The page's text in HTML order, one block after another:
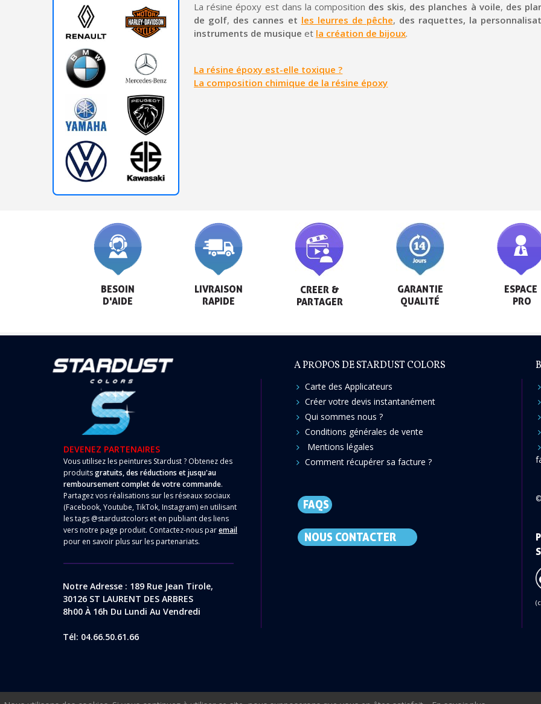
Inscription à la
10€ de bon d'achat
Inscription à la
La résine époxy est dans la composition des skis, des planches à voile, des
de golf, des cannes et les leurres de pêche, des raquettes, la
instruments de musique et la création de bijoux.
La résine époxy est-elle toxique ?
La composition chimique de la résine époxy
BESOIN
D'AIDE
LIVRAISON
RAPIDE
CREER &
PARTAGER
GARANTIE
QUALITÉ
ESPACE
PRO
DEVENEZ PARTENAIRES
Vous utilisez les peintures Stardust ? Obtenez des
produitsgratuits, des réductions et jusqu'au
remboursement complet de votre commande.
Partagez vos réalisations sur les réseaux sociaux
(Facebook, Youtube, TikTok, Instagram) en utilisant
les tags @stardustcolors et en publiant des liens
vers notre page produit. Contactez-nous paremail
pour en savoir plus sur les partenariats.
Notre Adresse : 189 Rue Jean Tirole,
30126 ST LAURENT DES ARBRES
8h00 À 16h Du Lundi Au Vendredi
Tél: 04.66.50.61.66
A PROPOS DE STARDUST COLORS
Carte des Applicateurs
Créer votre devis instantanément
Qui sommes nous ?
Conditions générales de vente
Mentions légales
Comment récupérer sa facture ?
FAQS
NOUS CONTACTER